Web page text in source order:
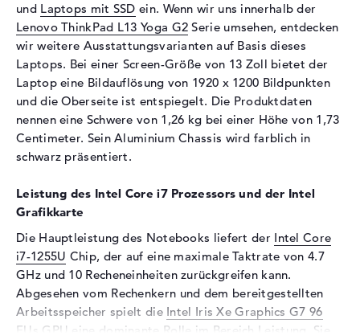
Auflösungstyp
WUXGA
Besonderheiten
Display, entspiegelt, LED-
Hintergrundbeleuchtung, IPS
Panel
Audio
Soundkarte
Realtek ALC3287
Sensorauflösung
1,9 MP
Eingabegeräte
Multi-Touch-Trackpad,
Tastatur
Tastatur
Beleuchtet (hintergrund),
Flüssigkeitsabweisend
und Laptops mit SSD ein. Wenn wir uns innerhalb der
Lenovo ThinkPad L13 Yoga G2 Serie umsehen, entdecken
wir weitere Ausstattungsvarianten auf Basis dieses
Laptops. Bei einer Screen-Größe von 13 Zoll bietet der
Laptop eine Bildauflösung von 1920 x 1200 Bildpunkten
und die Oberseite ist entspiegelt. Die Produktdaten
nennen eine Schwere von 1,26 kg bei einer Höhe von 1,73
Centimeter. Sein Aluminium Chassis wird farblich in
schwarz präsentiert.
Leistung des Intel Core i7 Prozessors und der Intel
Grafikkarte
Die Hauptleistung des Notebooks liefert der Intel Core
i7-1255U Chip, der auf eine maximale Taktrate von 4.7
GHz und 10 Recheneinheiten zurückgreifen kann.
Abgesehen vom Rechenkern und dem bereitgestellten
Arbeitsspeicher spielt die Intel Iris Xe Graphics G7 96
EUs
GPU eine dominante Rolle im Bereich Leistung. Sie